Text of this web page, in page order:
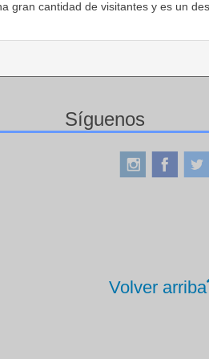
gran cantidad de visitantes y es un
Síguenos
Volver arriba